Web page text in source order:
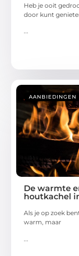
Heb je ooit
door kunt
...
AANBIEDINGEN
De warmte
houtkachel
Als je op zoek
warm, maar